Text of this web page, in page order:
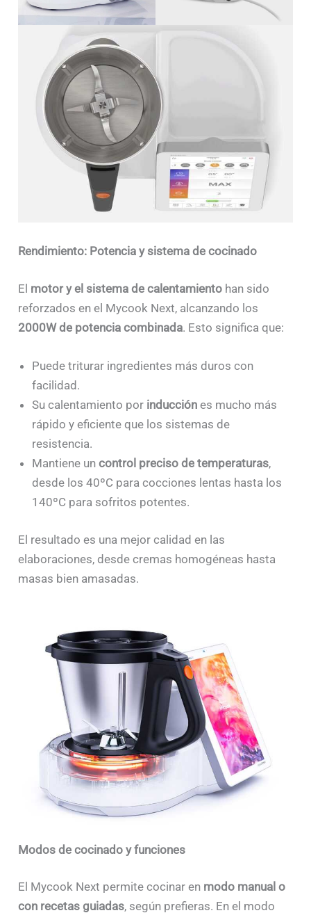
Rendimiento: Potencia y sistema de cocinado
El motor y el sistema de calentamiento han sido
reforzados en el Mycook Next, alcanzando los
2000W de potencia combinada. Esto significa que:
Puede triturar ingredientes más duros con
facilidad.
Su calentamiento por inducción es mucho más
rápido y eficiente que los sistemas de
resistencia.
Mantiene uncontrol preciso de temperaturas,
desde los 40ºC para cocciones lentas hasta los
140ºC para sofritos potentes.
El resultado es una mejor calidad en las
elaboraciones, desde cremas homogéneas hasta
masas bien amasadas.
Modos de cocinado y funciones
El Mycook Next permite cocinar en modo manual o
con recetas guiadas, según prefieras. En el modo